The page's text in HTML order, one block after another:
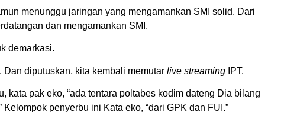
menunggu jaringan yang mengamankan SMI solid. Dari
dan mengamankan SMI.
demarkasi.
diputuskan, kita kembali memutar live streaming IPT.
pak eko, “ada tentara poltabes kodim dateng Dia bilang
penyerbu ini Kata eko, “dari GPK dan FUI.”